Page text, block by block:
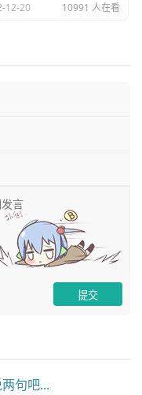
12-20 10991 人在看
句吧...